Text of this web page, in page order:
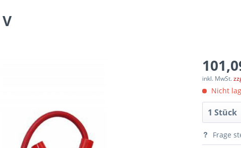
inkl. MwSt.
Nicht
Frage